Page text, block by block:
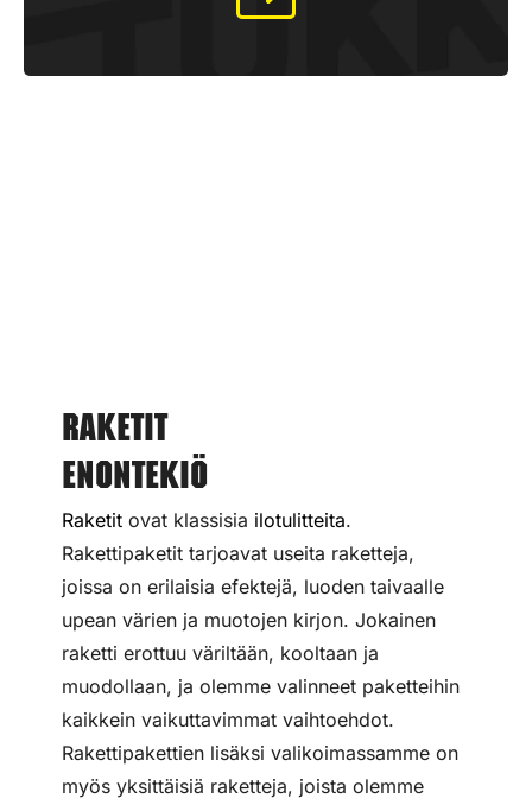
Raketit
Enontekiö
Raketit ovat klassisia ilotulitteita.
Rakettipaketit tarjoavat useita raketteja,
joissa on erilaisia efektejä, luoden taivaalle
upean värien ja muotojen kirjon. Jokainen
raketti erottuu väriltään, kooltaan ja
muodollaan, ja olemme valinneet paketteihin
kaikkein vaikuttavimmat vaihtoehdot.
Rakettipakettien lisäksi valikoimassamme on
myös yksittäisiä raketteja, joista olemme